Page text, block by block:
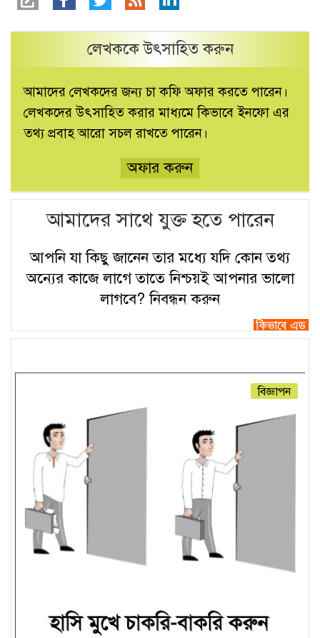
লেখককে উৎসাহিত করুন
আমাদের লেখকদের জন্য চা কফি অফার করতে পারেন।
লেখকদের উৎসাহিত করার মাধ্যমে কিভাবে ইনফো এর
তথ্য প্রবাহ আরো সচল রাখতে পারেন।
অফার করুন
আমাদের সাথে যুক্ত হতে পারেন
আপনি যা কিছু জানেন তার মধ্যে যদি কোন তথ্য
অন্যের কাজে লাগে তাতে নিশ্চয়ই আপনার ভালো
লাগবে?নিবন্ধন করুন
বিজ্ঞাপন